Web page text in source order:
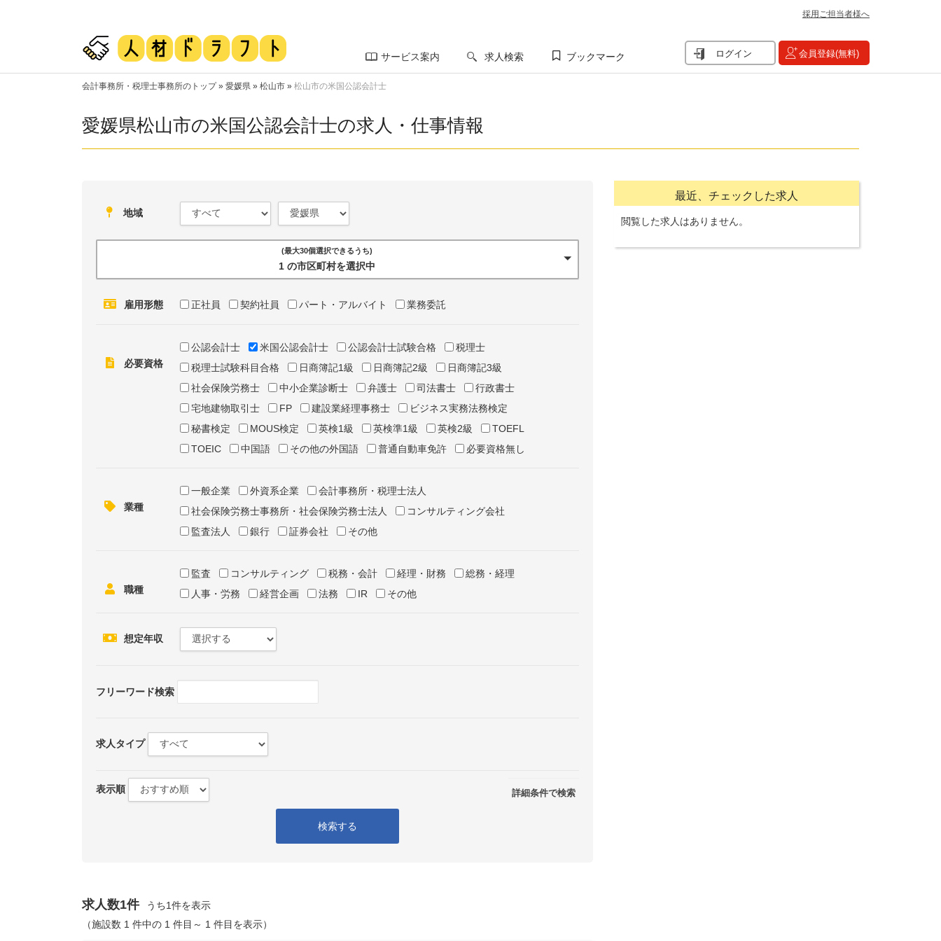
採用ご担当者様へ
サービス案内 求人検索 ブックマーク ログイン 会員登録(無料)
会計事務所・税理士事務所のトップ» 愛媛県 » 松山市 » 松山市の米国公認会計士
愛媛県松山市の米国公認会計士の求人・仕事情報
地域
(最大30個選択できるうち)
1 の市区町村を選択中
雇用形態 正社員 契約社員 パート・アルバイト 業務委託
必要資格
公認会計士 米国公認会計士 公認会計士試験合格
税理士
税理士試験科目合格
日商簿記1級 日商簿記2級
日商簿記3級
社会保険労務士
中小企業診断士 弁護士 司法書士
行政書士
宅地建物取引士
FP 建設業経理事務士
ビジネス実務法務検定
秘書検定
MOUS検定 英検1級 英検準1級 英検2級
TOEFL
TOEIC
中国語 その他の外国語 普通自動車免許 必要資格無し
業種
一般企業 外資系企業
会計事務所・税理士法人
社会保険労務士事務所・社会保険労務士法人
コンサルティング会社
監査法人
銀行 証券会社 その他
職種
監査 コンサルティング 税務・会計 経理・財務
総務・経理
人事・労務
経営企画 法務 IR その他
想定年収
フリーワード検索
求人タイプ
Show
表示
詳細条件で検索
表示順
検索する
求人数1件
うち1件を表示
（施設数 1 件中の 1 件目～ 1 件目を表示）
最近、チェックした求人
閲覧した求人はありません。